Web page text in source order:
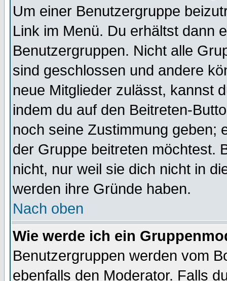
Um einer Benutzergruppe
Link im Menü. Du erhältst dann
Benutzergruppen. Nicht alle
sind geschlossen und andere
neue Mitglieder zulässt, kannst
indem du auf den Beitreten-
noch seine Zustimmung geben;
der Gruppe beitreten möchtest.
nicht, nur weil sie dich nicht in
werden ihre Gründe haben.
Nach oben
Wie werde ich ein
Benutzergruppen werden vom
ebenfalls den Moderator. Falls